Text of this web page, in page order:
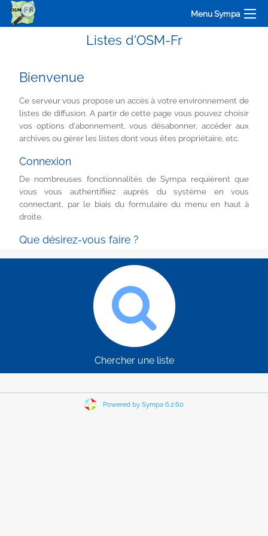
Menu Sympa
Listes d'OSM-Fr
Bienvenue
Ce serveur vous propose un accès à votre environnement de
listes de diffusion. A partir de cette page vous pouvez choisir
vos options d'abonnement, vous désabonner, accéder aux
archives ou gérer les listes dont vous êtes propriétaire, etc.
Connexion
De nombreuses fonctionnalités de Sympa requièrent que
vous vous authentifiiez auprès du système en vous
connectant, par le biais du formulaire du menu en haut à
droite.
Que désirez-vous faire ?
Chercher une liste
Powered by Sympa 6.2.60